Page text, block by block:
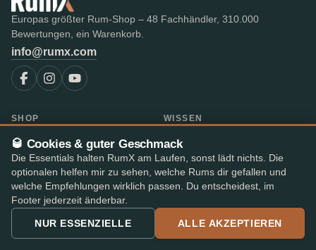
Europas größter Rum-Shop – 48 Fachhändler, 310.000
Bewertungen, ein Warenkorb.
info@rumx.com
SHOP
Alle Rums
Bestseller
Die besten Rums im Test
Auktionen
RumX Awards
Merch
WISSEN
FAQ & Glossar
Expert-Reviews
Alle Blogbeiträge
Abfüller
🥃 Cookies & guter Geschmack
Die Essentials halten RumX am Laufen, sonst lädt nichts. Die
optionalen helfen mir zu sehen, welche Rums dir gefallen und
welche Empfehlungen wirklich passen. Du entscheidest, im
Footer jederzeit änderbar.
NUR ESSENZIELLE ALLE AKZEPTIEREN